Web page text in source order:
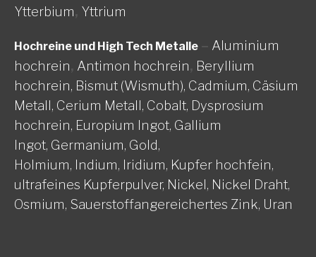
Ytterbium, Yttrium
Hochreine und High Tech Metalle – Aluminium
hochrein, Antimon hochrein, Beryllium
hochrein, Bismut (Wismuth), Cadmium, Cäsium
Metall, Cerium Metall, Cobalt, Dysprosium
hochrein, Europium Ingot, Gallium
Ingot, Germanium, Gold,
Holmium, Indium, Iridium, Kupfer hochfein,
ultrafeines Kupferpulver, Nickel, Nickel Draht,
Osmium, Sauerstoffangereichertes Zink, Uran